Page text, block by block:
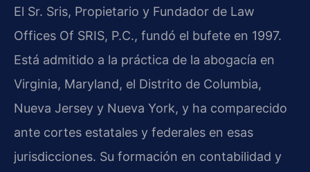
El Sr. Sris, Propietario y Fundador de Law
Offices Of SRIS, P.C., fundó el bufete en 1997.
Está admitido a la práctica de la abogacía en
Virginia, Maryland, el Distrito de Columbia,
Nueva Jersey y Nueva York, y ha comparecido
ante cortes estatales y federales en esas
jurisdicciones. Su formación en contabilidad y